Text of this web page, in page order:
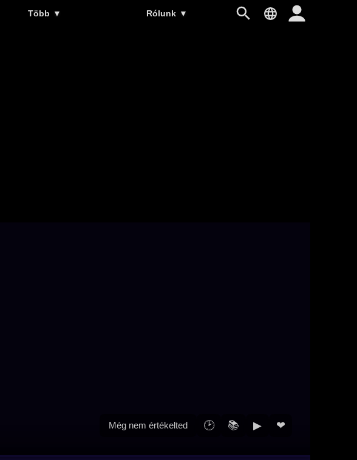
Több ▼ Rólunk ▼
Még nem értékelted 🕑 📚 ▶ ❤